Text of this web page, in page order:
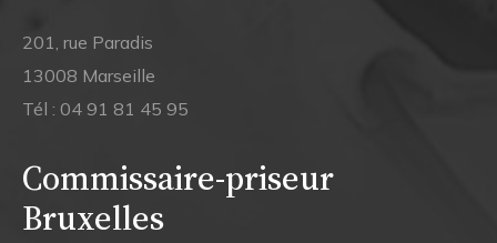
201, rue Paradis
13008 Marseille
Tél : 04 91 81 45 95
Commissaire-priseur
Bruxelles